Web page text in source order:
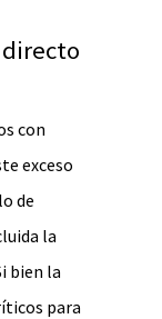
con
exceso
de
la
bien la
para